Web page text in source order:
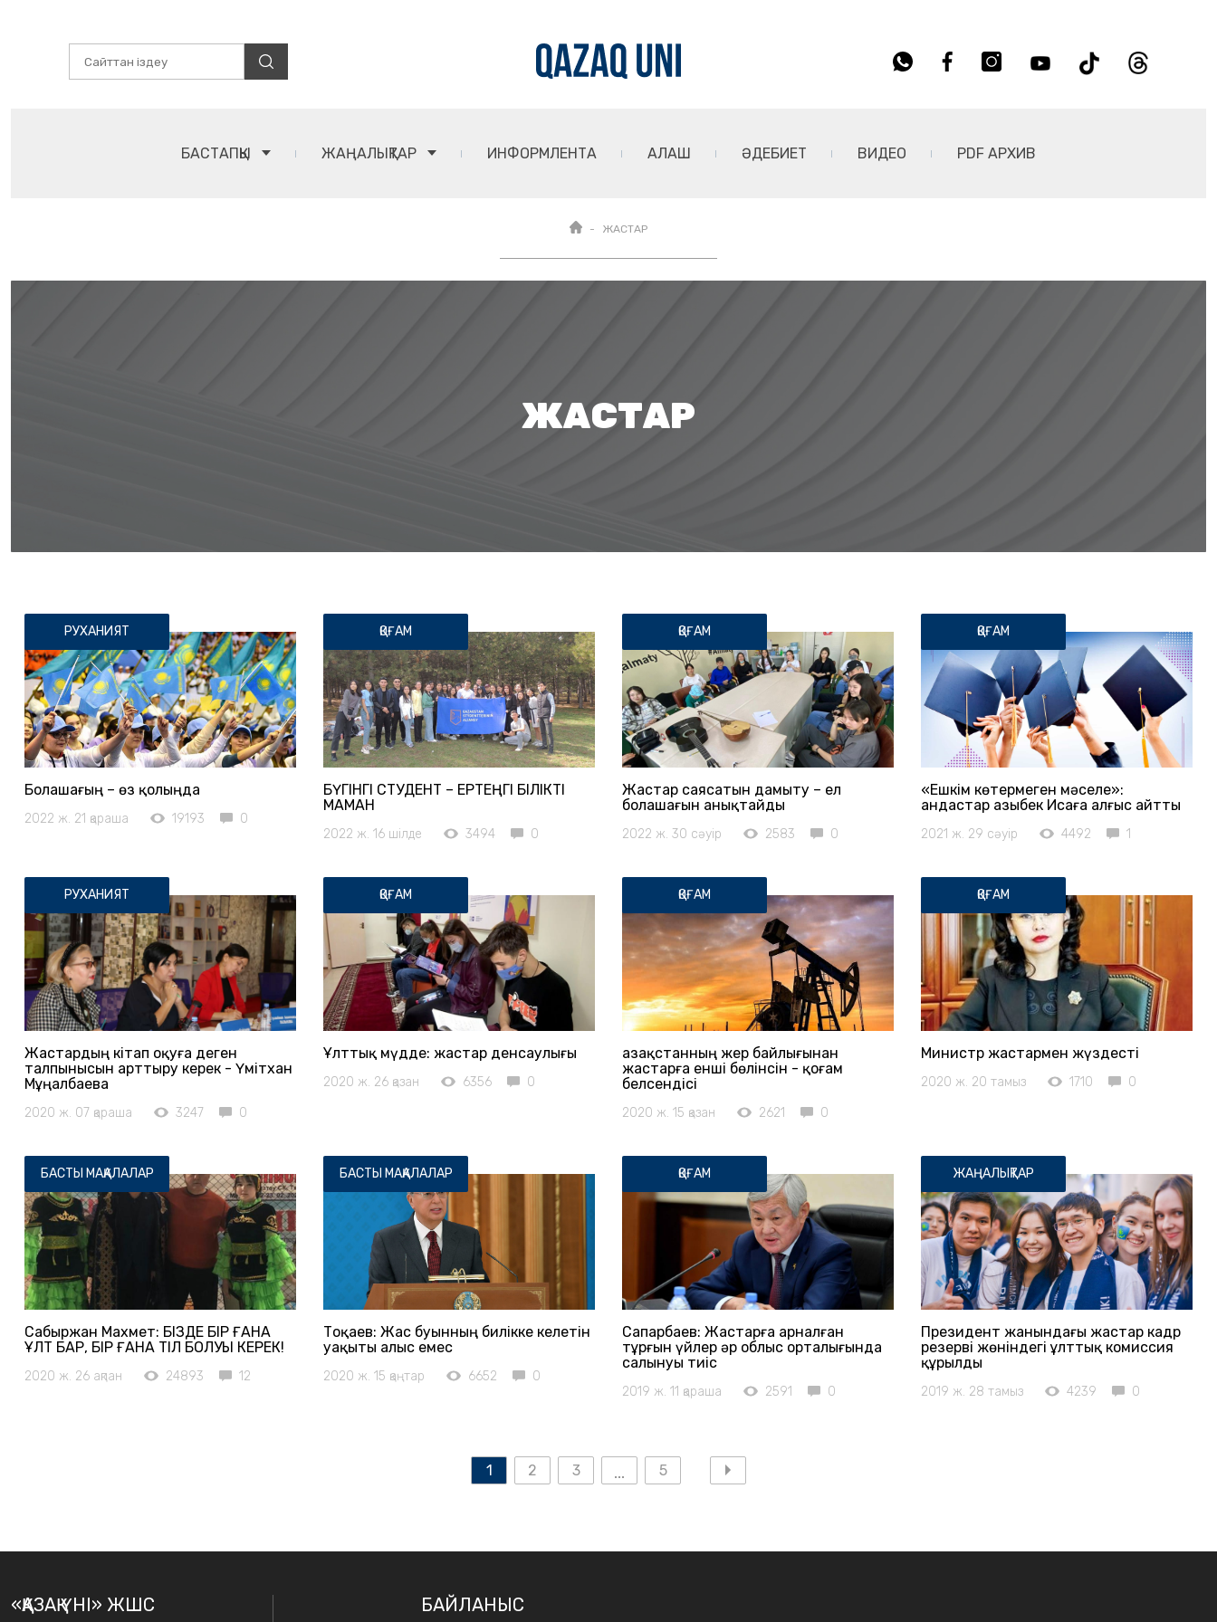
БАСТАПҚЫ ЖАҢАЛЫҚТАР ИНФОРМЛЕНТА АЛАШ ӘДЕБИЕТ ВИДЕО PDF АРХИВ
ЖАСТАР
ЖАСТАР
РУХАНИЯТ
Болашағың – өз қолыңда
2022 ж. 21 қараша 19193 0
ҚОҒАМ
БҮГІНГІ СТУДЕНТ – ЕРТЕҢГІ БІЛІКТІ
МАМАН
2022 ж. 16 шілде 3494 0
ҚОҒАМ
Жастар саясатын дамыту – ел
болашағын анықтайды
2022 ж. 30 сәуір 2583 0
ҚОҒАМ
«Ешкім көтермеген мәселе»:
Қандастар Қазыбек Исаға алғыс айтты
2021 ж. 29 сәуір 4492 1
РУХАНИЯТ
Жастардың кітап оқуға деген
талпынысын арттыру керек - Үмітхан
Мұңалбаева
2020 ж. 07 қараша 3247 0
ҚОҒАМ
Ұлттық мүдде: жастар денсаулығы
2020 ж. 26 қазан 6356 0
ҚОҒАМ
Қазақстанның жер байлығынан
жастарға енші бөлінсін - қоғам
белсендісі
2020 ж. 15 қазан 2621 0
ҚОҒАМ
Министр жастармен жүздесті
2020 ж. 20 тамыз 1710 0
БАСТЫ МАҚАЛАЛАР
Сабыржан Махмет: БІЗДЕ БІР ҒАНА
ҰЛТ БАР, БІР ҒАНА ТІЛ БОЛУЫ КЕРЕК!
2020 ж. 26 ақпан 24893 12
БАСТЫ МАҚАЛАЛАР
Тоқаев: Жас буынның билікке келетін
уақыты алыс емес
2020 ж. 15 қаңтар 6652 0
ҚОҒАМ
Сапарбаев: Жастарға арналған
тұрғын үйлер әр облыс орталығында
салынуы тиіс
2019 ж. 11 қараша 2591 0
ЖАҢАЛЫҚТАР
Президент жанындағы жастар кадр
резерві жөніндегі ұлттық комиссия
құрылды
2019 ж. 28 тамыз 4239 0
1 2 3 5
«ҚАЗАҚ ҮНІ» ЖШС БАЙЛАНЫС